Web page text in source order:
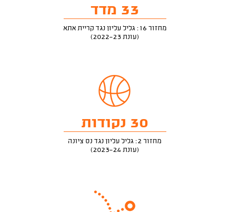
33 מדד
מחזור 16: גליל עליון נגד קריית אתא
(עונת 2022-23)
30 נקודות
מחזור 2: גליל עליון נגד נס ציונה
(עונת 2023-24)